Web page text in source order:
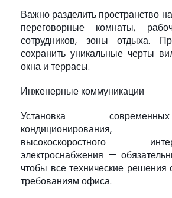
Важно разделить пространство
переговорные комнаты,
сотрудников, зоны отдыха.
сохранить уникальные черты
окна и террасы.
Инженерные коммуникации
Установка
кондиционирования,
высокоскоростного
электроснабжения —
чтобы все технические решения
требованиям офиса.